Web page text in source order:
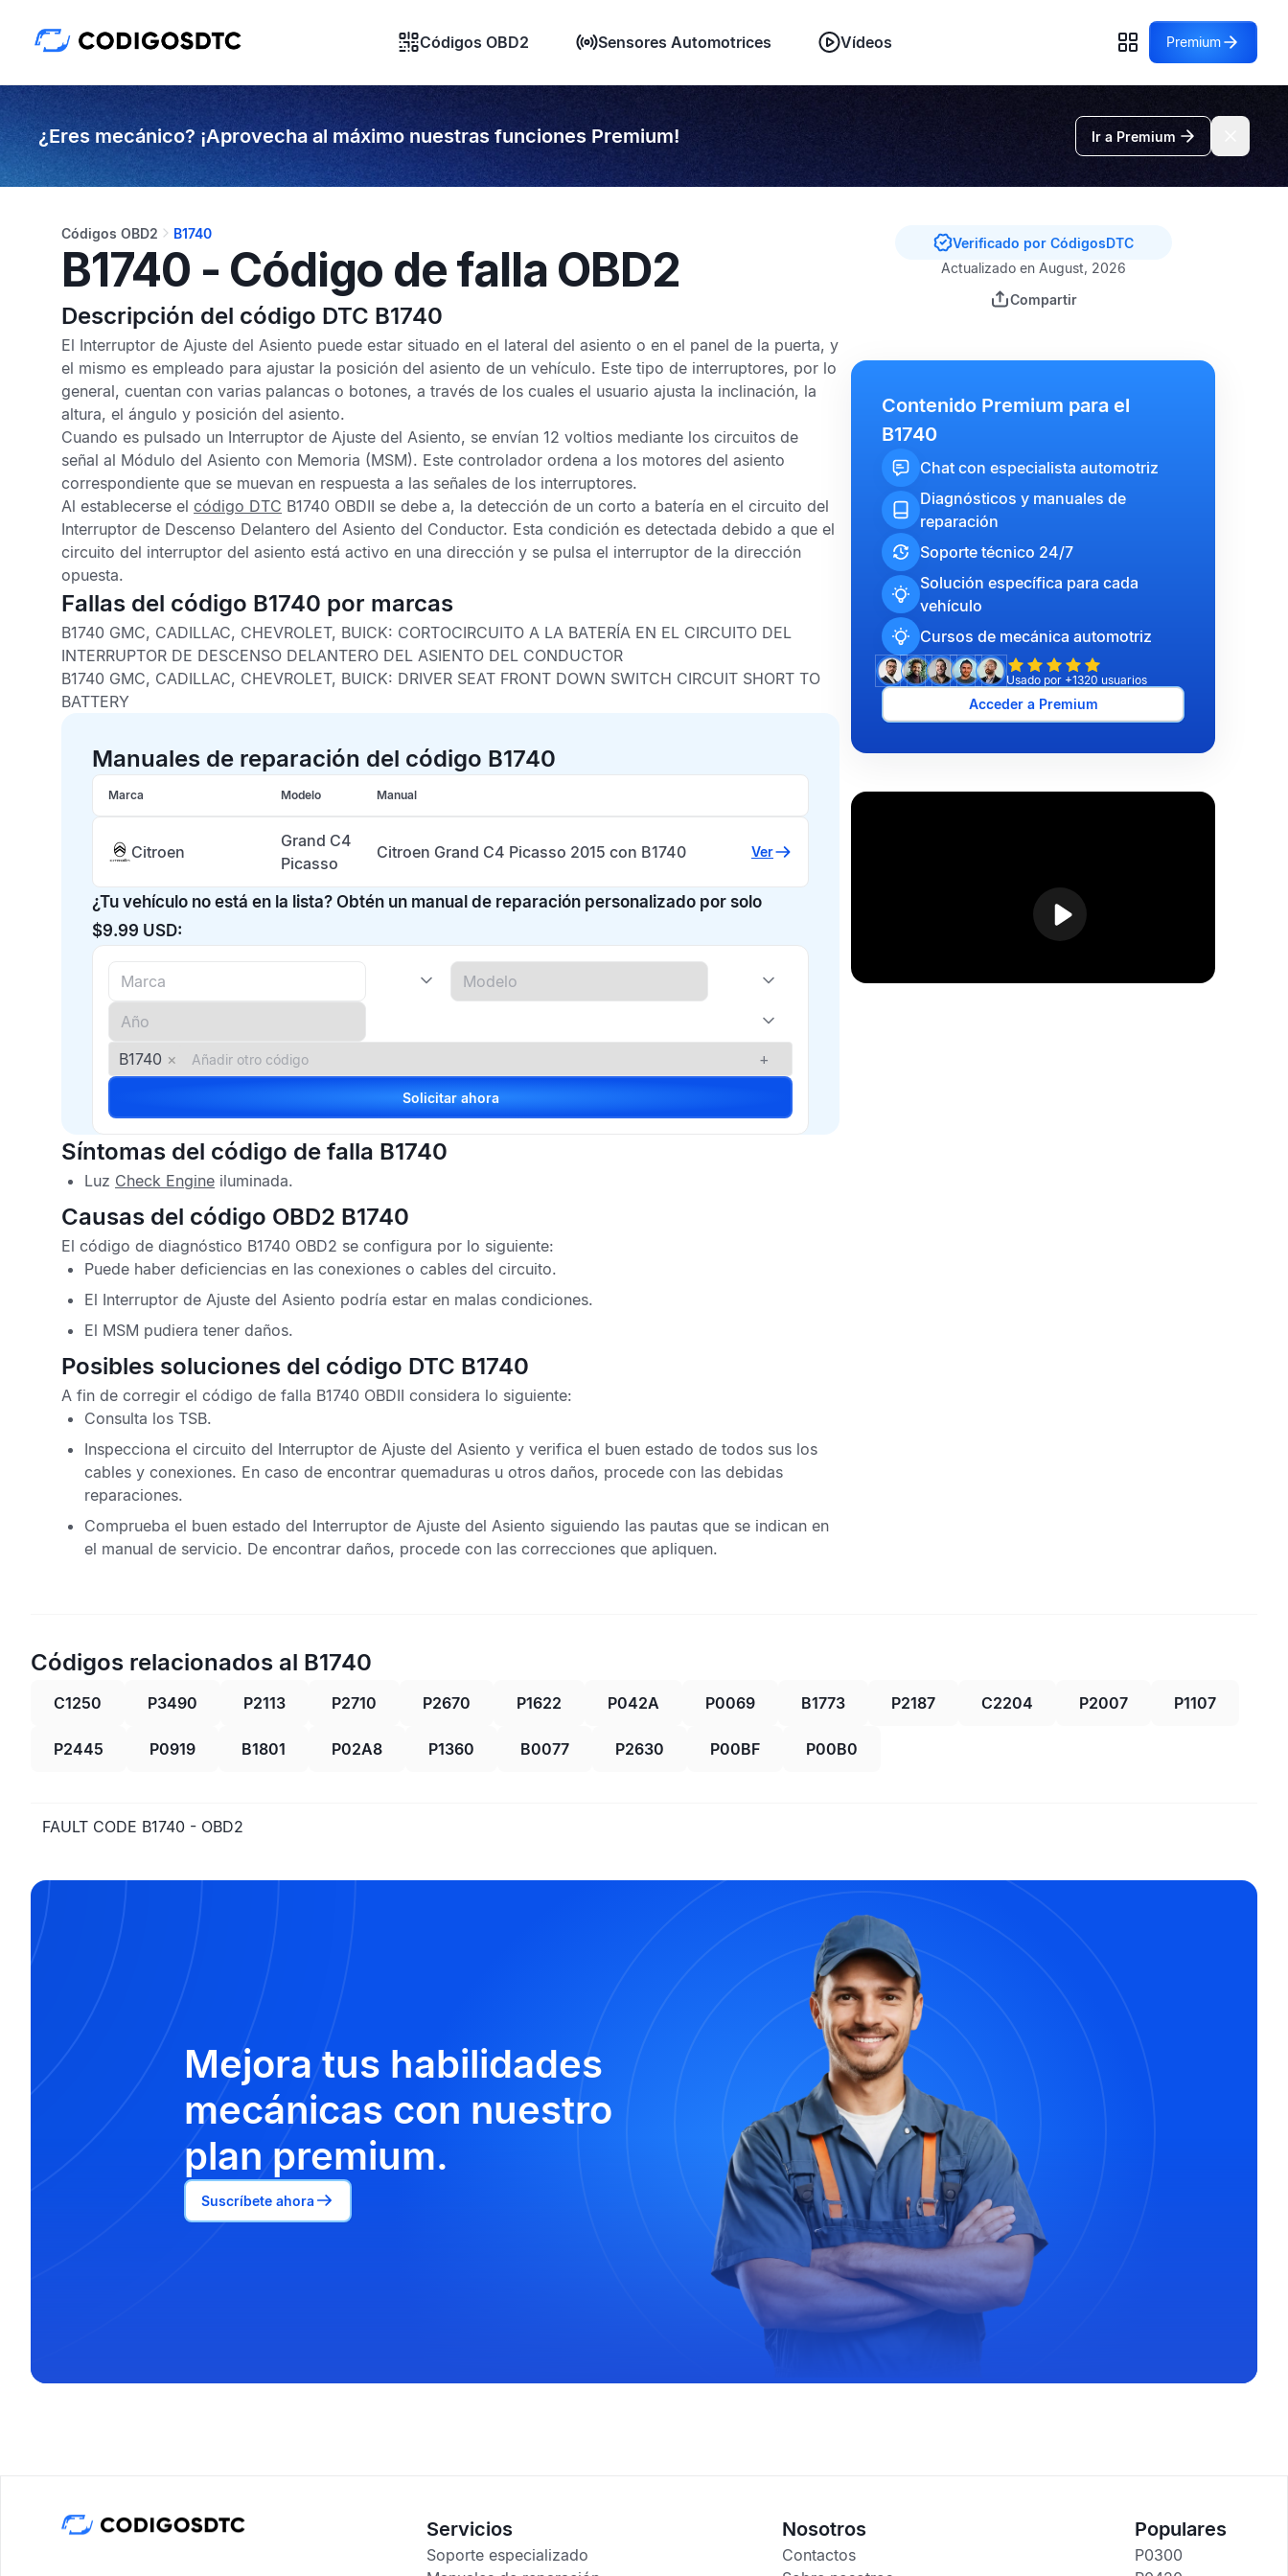
Códigos OBD2 Sensores Automotrices Vídeos Premium
¿Eres mecánico? ¡Aprovecha al máximo nuestras funciones Premium! Ir a Premium
Códigos OBD2 B1740
B1740 - Código de falla OBD2
Descripción del código DTC B1740
El Interruptor de Ajuste del Asiento puede estar situado en el lateral del asiento o en el panel de la puerta, y
el mismo es empleado para ajustar la posición del asiento de un vehículo. Este tipo de interruptores, por lo
general, cuentan con varias palancas o botones, a través de los cuales el usuario ajusta la inclinación, la
altura, el ángulo y posición del asiento.
Cuando es pulsado un Interruptor de Ajuste del Asiento, se envían 12 voltios mediante los circuitos de
señal al Módulo del Asiento con Memoria (MSM). Este controlador ordena a los motores del asiento
correspondiente que se muevan en respuesta a las señales de los interruptores.
Al establecerse el código DTC B1740 OBDII se debe a, la detección de un corto a batería en el circuito del
Interruptor de Descenso Delantero del Asiento del Conductor. Esta condición es detectada debido a que el
circuito del interruptor del asiento está activo en una dirección y se pulsa el interruptor de la dirección
opuesta.
Fallas del código B1740 por marcas
B1740 GMC, CADILLAC, CHEVROLET, BUICK: CORTOCIRCUITO A LA BATERÍA EN EL CIRCUITO DEL
INTERRUPTOR DE DESCENSO DELANTERO DEL ASIENTO DEL CONDUCTOR
B1740 GMC, CADILLAC, CHEVROLET, BUICK: DRIVER SEAT FRONT DOWN SWITCH CIRCUIT SHORT TO
BATTERY
Manuales de reparación del código B1740
Marca Modelo Manual
Citroen
Grand C4
Picasso
Citroen Grand C4 Picasso 2015 con B1740 Ver
¿Tu vehículo no está en la lista? Obtén un manual de reparación personalizado por solo
$9.99 USD:
B1740 × +
Solicitar ahora
Síntomas del código de falla B1740
Luz Check Engine iluminada.
Causas del código OBD2 B1740
El código de diagnóstico B1740 OBD2 se configura por lo siguiente:
Puede haber deficiencias en las conexiones o cables del circuito.
El Interruptor de Ajuste del Asiento podría estar en malas condiciones.
El MSM pudiera tener daños.
Posibles soluciones del código DTC B1740
A fin de corregir el código de falla B1740 OBDII considera lo siguiente:
Consulta los TSB.
Inspecciona el circuito del Interruptor de Ajuste del Asiento y verifica el buen estado de todos sus los
cables y conexiones. En caso de encontrar quemaduras u otros daños, procede con las debidas
reparaciones.
Comprueba el buen estado del Interruptor de Ajuste del Asiento siguiendo las pautas que se indican en
el manual de servicio. De encontrar daños, procede con las correcciones que apliquen.
Verificado por CódigosDTC
Actualizado en August, 2026
Compartir
Contenido Premium para el
B1740
Chat con especialista automotriz
Diagnósticos y manuales de
reparación
Soporte técnico 24/7
Solución específica para cada
vehículo
Cursos de mecánica automotriz
Usado por +1320 usuarios
Acceder a Premium
Códigos relacionados al B1740
C1250 P3490 P2113 P2710 P2670 P1622 P042A P0069 B1773 P2187 C2204 P2007 P1107
P2445 P0919 B1801 P02A8 P1360 B0077 P2630 P00BF P00B0
FAULT CODE B1740 - OBD2
Mejora tus habilidades
mecánicas con nuestro
plan premium.
Suscríbete ahora
Servicios
Soporte especializado
Nosotros
Contactos
Populares
P0300